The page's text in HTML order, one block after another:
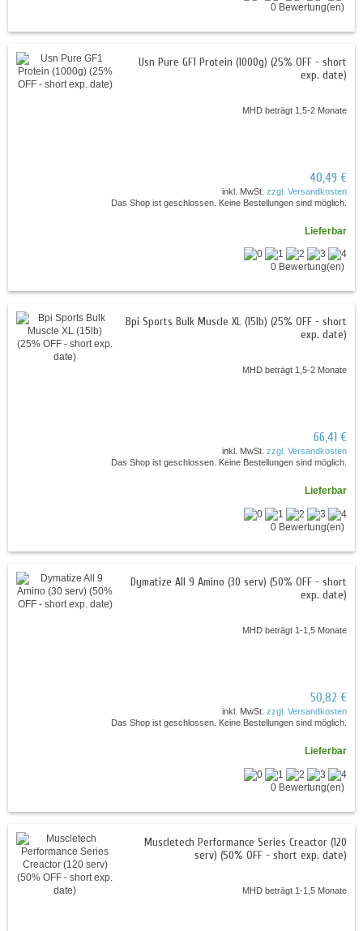
0 Bewertung(en)
Usn Pure GF1 Protein (1000g) (25% OFF - short
exp. date)
MHD beträgt 1,5-2 Monate
40,49 €
inkl. MwSt. zzgl. Versandkosten
Das Shop ist geschlossen. Keine Bestellungen sind möglich.
Lieferbar
0 Bewertung(en)
Bpi Sports Bulk Muscle XL (15lb) (25% OFF - short
exp. date)
MHD beträgt 1,5-2 Monate
66,41 €
inkl. MwSt. zzgl. Versandkosten
Das Shop ist geschlossen. Keine Bestellungen sind möglich.
Lieferbar
0 Bewertung(en)
Dymatize All 9 Amino (30 serv) (50% OFF - short
exp. date)
MHD beträgt 1-1,5 Monate
50,82 €
inkl. MwSt. zzgl. Versandkosten
Das Shop ist geschlossen. Keine Bestellungen sind möglich.
Lieferbar
0 Bewertung(en)
Muscletech Performance Series Creactor (120
serv) (50% OFF - short exp. date)
MHD beträgt 1-1,5 Monate